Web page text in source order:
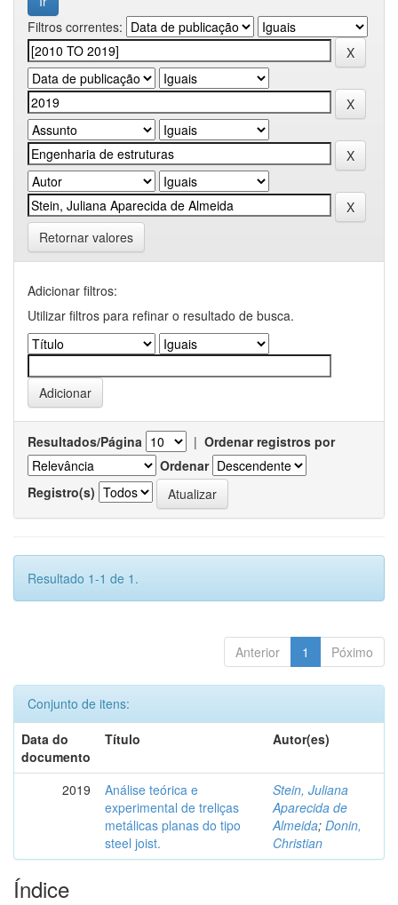
Filtros correntes:
Retornar valores
Adicionar filtros:
Utilizar filtros para refinar o resultado de busca.
Resultados/Página | Ordenar registros por
Ordenar
Registro(s)
Resultado 1-1 de 1.
Anterior 1 Póximo
Conjunto de itens:
Data do
documento
Título Autor(es)
2019
Análise teórica e
experimental de treliças
metálicas planas do tipo
steel joist.
Stein, Juliana
Aparecida de
Almeida; Donin,
Christian
Índice